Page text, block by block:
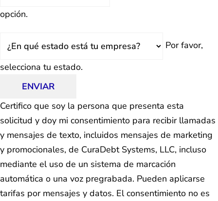
opción.
Por favor,
selecciona tu estado.
ENVIAR
Certifico que soy la persona que presenta esta
solicitud y doy mi consentimiento para recibir llamadas
y mensajes de texto, incluidos mensajes de marketing
y promocionales, de CuraDebt Systems, LLC, incluso
mediante el uso de un sistema de marcación
automática o una voz pregrabada. Pueden aplicarse
tarifas por mensajes y datos. El consentimiento no es